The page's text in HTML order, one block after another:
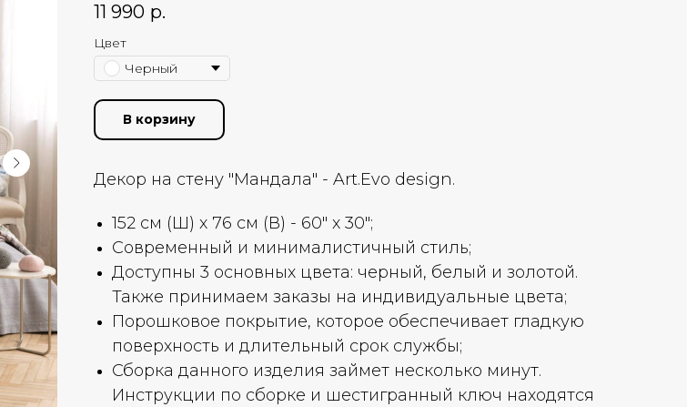
11 990 р.
Цвет
Черный
В корзину
Декор на стену "Мандала" - Art.Evo design.
152 см (Ш) x 76 см (В) - 60" x 30";
Современный и минималистичный стиль;
Доступны 3 основных цвета: черный, белый и золотой.
Также принимаем заказы на индивидуальные цвета;
Порошковое покрытие, которое обеспечивает гладкую
поверхность и длительный срок службы;
Сборка данного изделия займет несколько минут.
Инструкции по сборке и шестигранный ключ находятся